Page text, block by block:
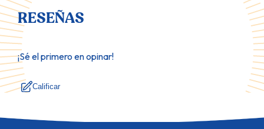
RESEÑAS
¡Sé el primero en opinar!
Calificar